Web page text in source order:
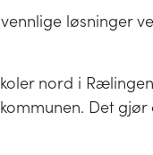
løsninger
nord i
Det